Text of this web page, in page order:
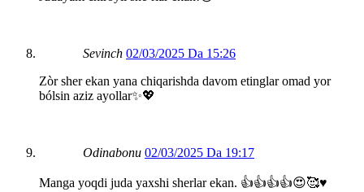
Sevinch 02/03/2025 Da 15:26
Zòr sher ekan yana chiqarishda davom etinglar omad yor
bólsin aziz ayollar✨💖
Odinabonu 02/03/2025 Da 19:17
Manga yoqdi juda yaxshi sherlar ekan. 👍👍👍👍😍🥰♥️